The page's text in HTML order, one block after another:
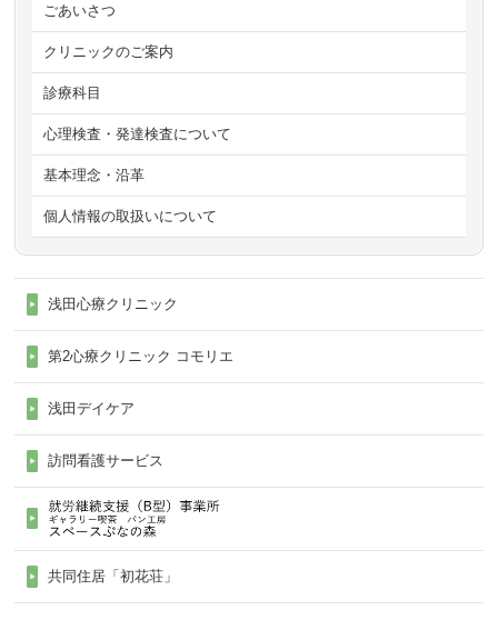
ごあいさつ
クリニックのご案内
診療科目
心理検査・発達検査について
基本理念・沿革
個人情報の取扱いについて
浅田心療クリニック
第2心療クリニック コモリエ
浅田デイケア
訪問看護サービス
共同住居「初花荘」